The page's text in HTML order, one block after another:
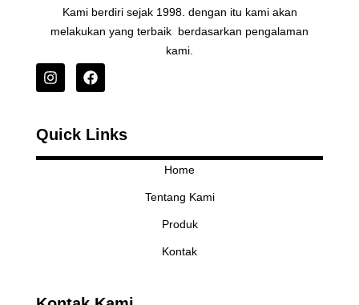
Kami berdiri sejak 1998. dengan itu kami akan
melakukan yang terbaik berdasarkan pengalaman
kami.
I
t
a
g
F
e
b
o
Quick Links
Home
Tentang Kami
Produk
Kontak